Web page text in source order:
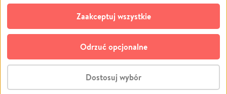
Stwórz zbiórkę - za darmo
Pogrzeb
Społeczność lokalna
Kultura
Impreza
Ochrona środowiska
Biznes
© CROWDING SP. Z O.O.
opcjonalnych plików cookie
technologii do celów analitycznych i retargetingowych. Możesz wyrazić
zgodę na ich stosowanie lub jej odmówić. W dowolnym momencie masz
możliwość zmiany swoich preferencji na stronie „Zarządzaj zgodami cookie”,
do której link znajdziesz w stopce serwisu Pomagam.pl. Opcjonalne pliki
cookie wykorzystywane są w następujących celach:
działanie serwisu Pomagam.pl. Dzięki nim możemy zrozumieć, jak
użytkownicy korzystają z naszego serwisu – skąd trafiają do serwisu, jak
Dostosuj wybór
Odrzuć opcjonalne
Zaakceptuj wszystkie